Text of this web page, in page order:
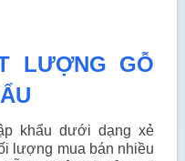
LƯỢNG GỖ
khẩu dưới dạng xẻ
lượng mua bán nhiều